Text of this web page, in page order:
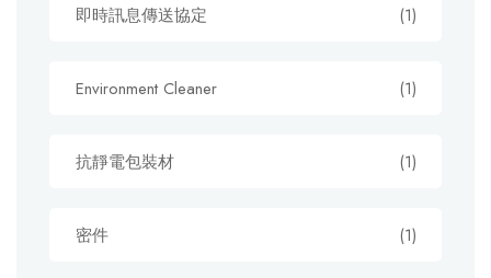
即時訊息傳送協定 (1)
Environment Cleaner (1)
抗靜電包裝材 (1)
密件 (1)